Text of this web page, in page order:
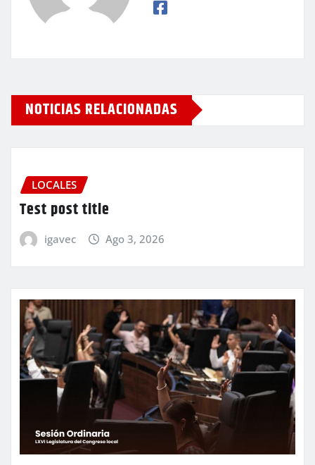
NOTICIAS RELACIONADAS
LOCALES
Test post title
igavec Ago 3, 2026